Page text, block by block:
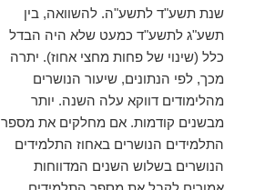
שנת תשע"ד לתשע"ה. להשוואה, בין
תשע"ג לתשע"ד כמעט שלא היה הבדל
כלל (שינוי של פחות מחצי אחוז). יתרה
מכך, לפי הנתונים, שיעור הנושרים
מהלימודים דווקא עלה השנה. יותר
מבשנים קודמות. אם מחלקים את מספר
התלמידים הנושרים באחוז התלמידים
הנושרים בשלוש השנים המדווחות